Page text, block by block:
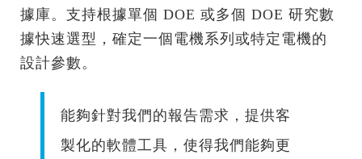
據庫。支持根據單個 DOE 或多個 DOE 研究數
據快速選型，確定一個電機系列或特定電機的
設計參數。
能夠針對我們的報告需求，提供客
製化的軟體工具，使得我們能夠更